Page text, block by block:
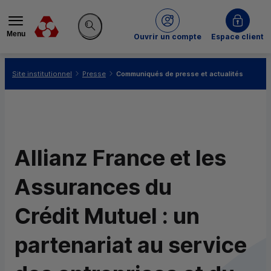
Menu
Rechercher sur le site
Ouvrir un compte
du Crédit MutuelEspace client
Site institutionnel Presse Communiqués de presse et actualités
Allianz France et les
Assurances du
Crédit Mutuel : un
partenariat au service